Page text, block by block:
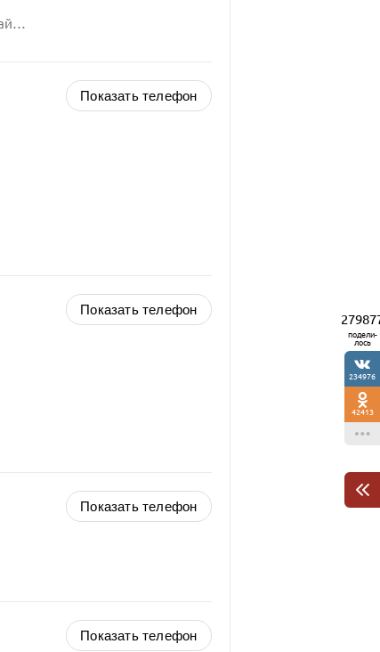
Российская Федерация, Московская область, Можайский городской округ,
Показать телефон
Показать телефон
Показать телефон
Показать телефон
подели-
лось
234976
42413